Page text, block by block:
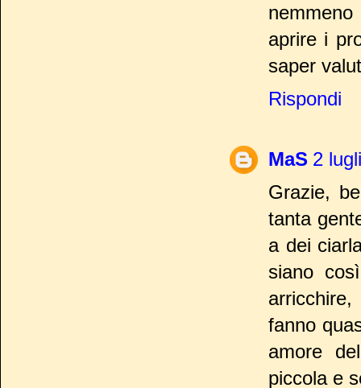
aprire i
saper
Rispondi
MaS 2
Grazie,
tanta
a dei
siano
fanno
amore
piccola e